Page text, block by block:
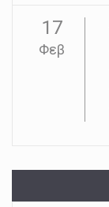
17
Φεβ